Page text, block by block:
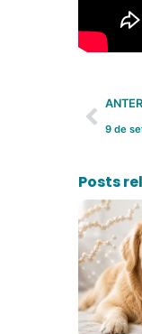
9 de
Posts